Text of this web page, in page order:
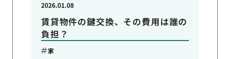
賃貸物件の鍵交換、その費用は誰の
負担？
2026.01.08
家